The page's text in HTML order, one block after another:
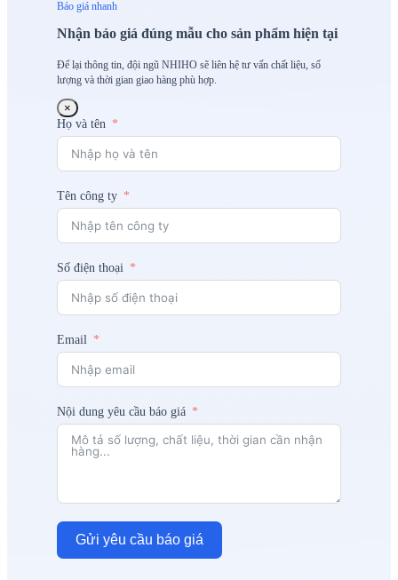
Báo giá nhanh
Nhận báo giá đúng mẫu cho sản phẩm hiện tại
Để lại thông tin, đội ngũ NHIHO sẽ liên hệ tư vấn chất liệu, số
lượng và thời gian giao hàng phù hợp.
×
Họ và tên
Tên công ty
Số điện thoại
Email
Nội dung yêu cầu báo giá
Gửi yêu cầu báo giá